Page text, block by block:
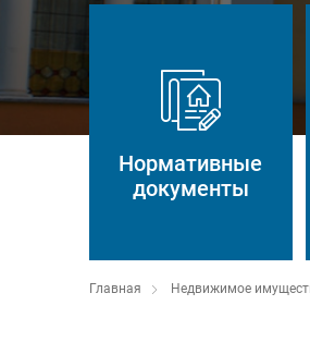
Нормативные
документы
Главная Недвижимое